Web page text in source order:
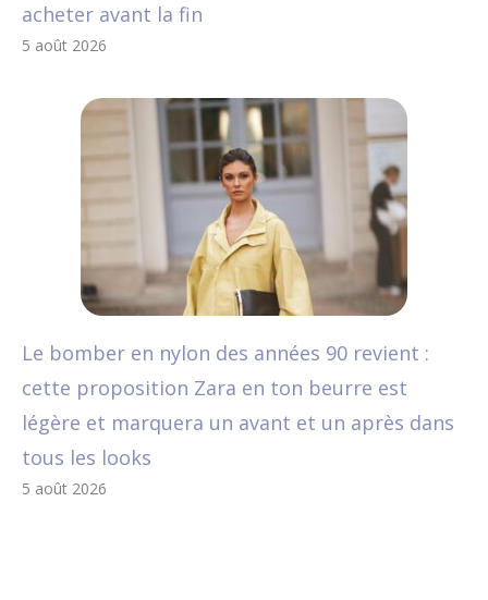
acheter avant la fin
5 août 2026
Le bomber en nylon des années 90 revient :
cette proposition Zara en ton beurre est
légère et marquera un avant et un après dans
tous les looks
5 août 2026